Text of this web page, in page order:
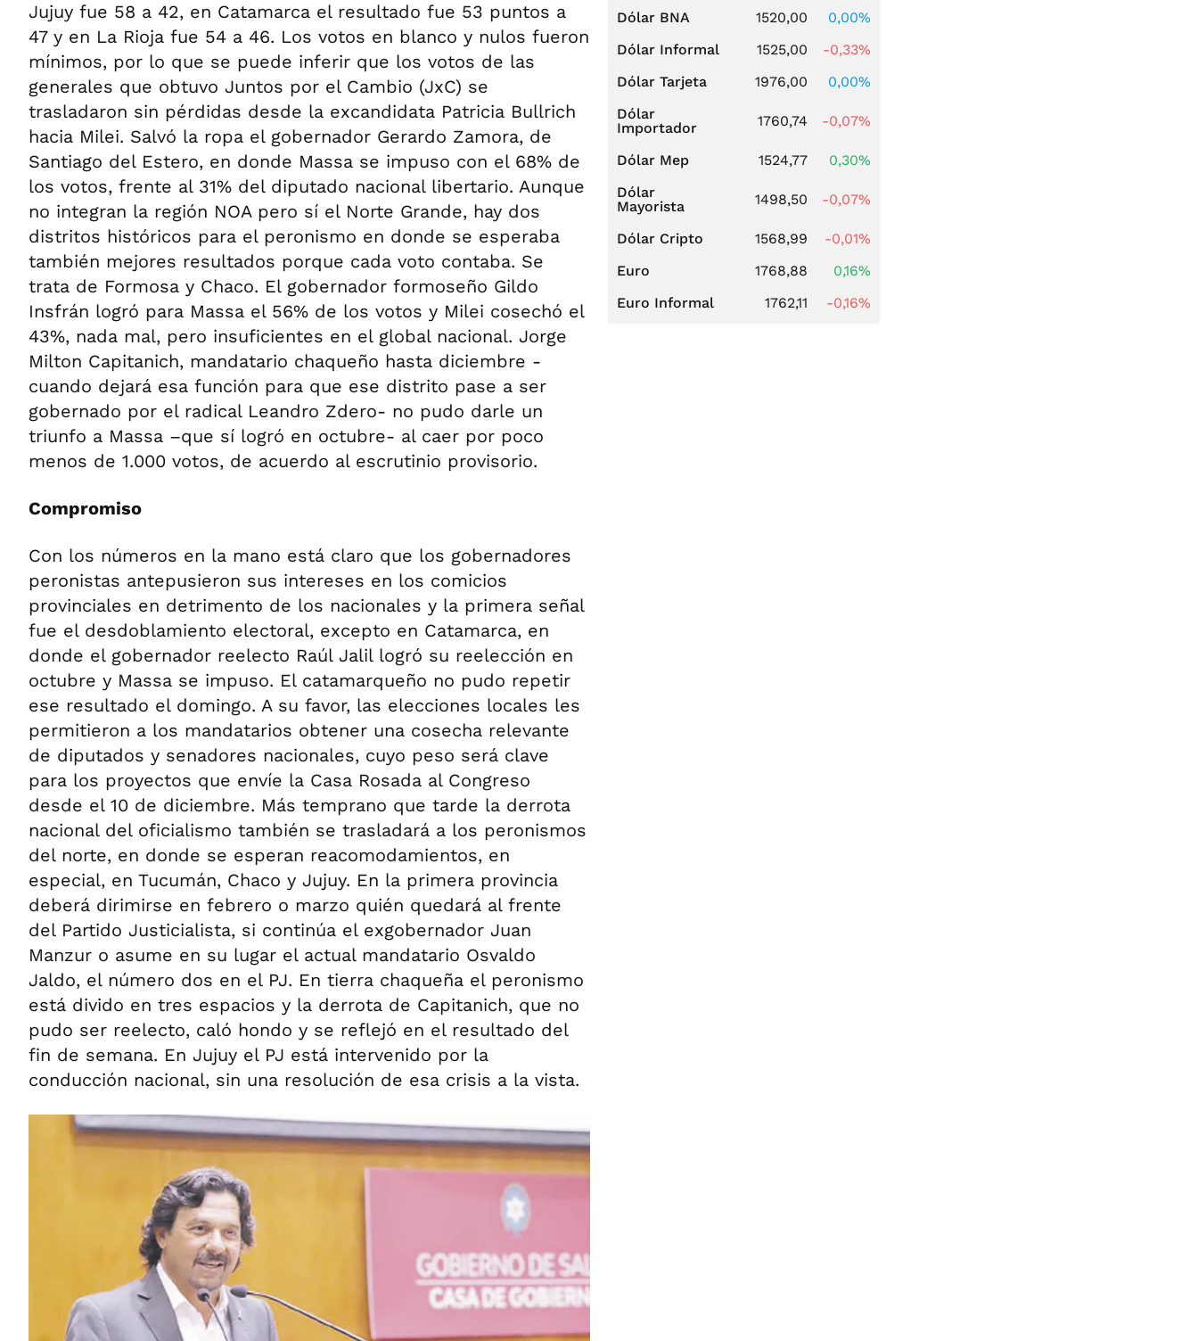
Jujuy fue 58 a 42, en Catamarca el resultado fue 53 puntos a
47 y en La Rioja fue 54 a 46. Los votos en blanco y nulos fueron
mínimos, por lo que se puede inferir que los votos de las
generales que obtuvo Juntos por el Cambio (JxC) se
trasladaron sin pérdidas desde la excandidata Patricia Bullrich
hacia Milei. Salvó la ropa el gobernador Gerardo Zamora, de
Santiago del Estero, en donde Massa se impuso con el 68% de
los votos, frente al 31% del diputado nacional libertario. Aunque
no integran la región NOA pero sí el Norte Grande, hay dos
distritos históricos para el peronismo en donde se esperaba
también mejores resultados porque cada voto contaba. Se
trata de Formosa y Chaco. El gobernador formoseño Gildo
Insfrán logró para Massa el 56% de los votos y Milei cosechó el
43%, nada mal, pero insuficientes en el global nacional. Jorge
Milton Capitanich, mandatario chaqueño hasta diciembre -
cuando dejará esa función para que ese distrito pase a ser
gobernado por el radical Leandro Zdero- no pudo darle un
triunfo a Massa –que sí logró en octubre- al caer por poco
menos de 1.000 votos, de acuerdo al escrutinio provisorio.
Compromiso
Con los números en la mano está claro que los gobernadores
peronistas antepusieron sus intereses en los comicios
provinciales en detrimento de los nacionales y la primera señal
fue el desdoblamiento electoral, excepto en Catamarca, en
donde el gobernador reelecto Raúl Jalil logró su reelección en
octubre y Massa se impuso. El catamarqueño no pudo repetir
ese resultado el domingo. A su favor, las elecciones locales les
permitieron a los mandatarios obtener una cosecha relevante
de diputados y senadores nacionales, cuyo peso será clave
para los proyectos que envíe la Casa Rosada al Congreso
desde el 10 de diciembre. Más temprano que tarde la derrota
nacional del oficialismo también se trasladará a los peronismos
del norte, en donde se esperan reacomodamientos, en
especial, en Tucumán, Chaco y Jujuy. En la primera provincia
deberá dirimirse en febrero o marzo quién quedará al frente
del Partido Justicialista, si continúa el exgobernador Juan
Manzur o asume en su lugar el actual mandatario Osvaldo
Jaldo, el número dos en el PJ. En tierra chaqueña el peronismo
está divido en tres espacios y la derrota de Capitanich, que no
pudo ser reelecto, caló hondo y se reflejó en el resultado del
fin de semana. En Jujuy el PJ está intervenido por la
conducción nacional, sin una resolución de esa crisis a la vista.
Dólar BNA 1520,00
0,00%
Dólar Informal
1525,00
-0,33%
Dólar Tarjeta
1976,00
0,00%
Dólar
Importador
1760,74 -0,07%
Dólar Mep 1524,77
0,30%
Dólar
Mayorista
1498,50 -0,07%
Dólar Cripto 1568,99
-0,01%
Euro
1768,88
0,16%
Euro Informal
1762,11 -0,16%